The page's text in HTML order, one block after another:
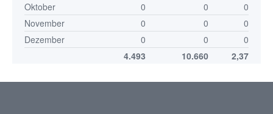
Oktober
0 0
0
November
0 0
0
Dezember
0 0
0
4.493
10.660 2,37